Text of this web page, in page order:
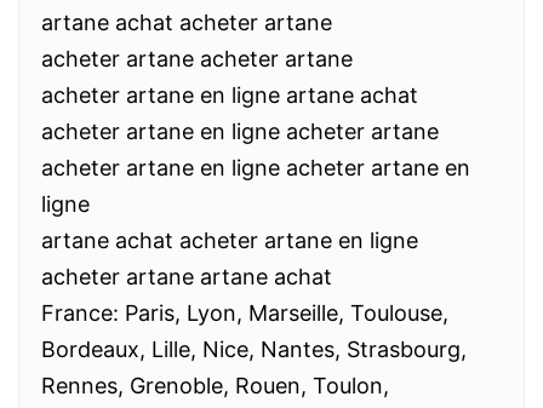
artane achat acheter artane
acheter artane acheter artane
acheter artane en ligne artane achat
acheter artane en ligne acheter artane
acheter artane en ligne acheter artane en
ligne
artane achat acheter artane en ligne
acheter artane artane achat
France: Paris, Lyon, Marseille, Toulouse,
Bordeaux, Lille, Nice, Nantes, Strasbourg,
Rennes, Grenoble, Rouen, Toulon,